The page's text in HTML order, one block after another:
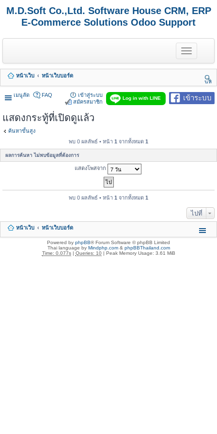
M.D.Soft Co.,Ltd. Software House CRM, ERP
E-Commerce Solutions Odoo Support
T
o
g
e
n
a
n
หน้าเว็บ
หน้าเว็บบอร์ด
นห
า
เมนูลัด
เข้าระบบ
Log in with LINE
FAQ
เข้าสู่ระบบ
สมัครสมาชิก
แสดงกระทู้ที่เปิดดูแล้ว
ค้นหาขั้นสูง
พบ 0 ผลลัพธ์ • หน้า 1 จากทั้งหมด 1
ผลการค้นหา ไม่พบข้อมูลที่ต้องการ
แสดงโพสจาก
พบ 0 ผลลัพธ์ • หน้า 1 จากทั้งหมด 1
ไปที่
หน้าเว็บ หน้าเว็บบอร์ด
Powered by phpBB® Forum Software © phpBB Limited
Thai language by Mindphp.com& phpBBThailand.com
Time: 0.077s| Queries: 10| Peak Memory Usage: 3.61 MiB